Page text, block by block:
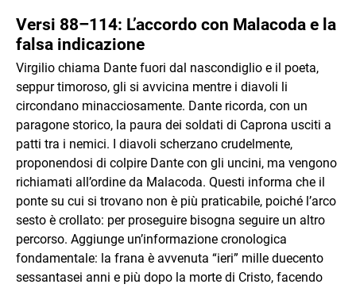
Versi 88–114: L’accordo con Malacoda e la
falsa indicazione
Virgilio chiama Dante fuori dal nascondiglio e il poeta,
seppur timoroso, gli si avvicina mentre i diavoli li
circondano minacciosamente. Dante ricorda, con un
paragone storico, la paura dei soldati di Caprona usciti a
patti tra i nemici. I diavoli scherzano crudelmente,
proponendosi di colpire Dante con gli uncini, ma vengono
richiamati all’ordine da Malacoda. Questi informa che il
ponte su cui si trovano non è più praticabile, poiché l’arco
sesto è crollato: per proseguire bisogna seguire un altro
percorso. Aggiunge un’informazione cronologica
fondamentale: la frana è avvenuta “ieri” mille duecento
sessantasei anni e più dopo la morte di Cristo, facendo